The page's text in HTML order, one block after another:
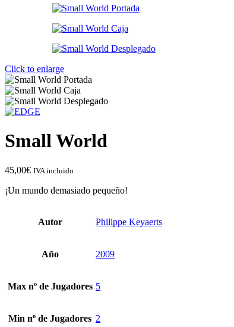
Click to enlarge
Small World
45,00€ IVA incluido
¡Un mundo demasiado pequeño!
Autor Philippe Keyaerts
Año 2009
Max nº de Jugadores 5
Min nº de Jugadores 2